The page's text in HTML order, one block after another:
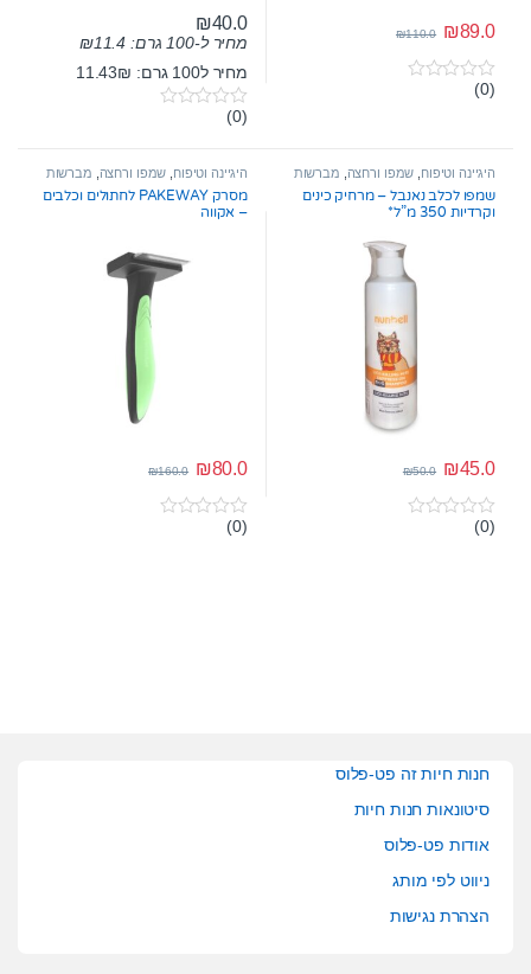
₪89.0
₪110.0
0
f
5
(0)
₪40.0
מחיר ל-100 גרם: ₪11.4
מחיר ל100 גרם: 11.43₪
0
t
f
5
(0)
היגיינה וטיפוח שמפו ורחצה
מברשות
שמפו לכלב נאנבל – מרחיק כינים
וקרדיות 350 מ”ל*
₪45.0
₪50.0
0(0)
היגיינה וטיפוח שמפו ורחצה
מברשות
מסרק PAKEWAY לחתולים וכלבים
– אקווה
₪80.0
₪160.0
0(0)
חנות חיות זה פט-פלוס
סיטונאות חנות חיות
אודות פט-פלוס
ניווט לפי מותג
הצהרת נגישות